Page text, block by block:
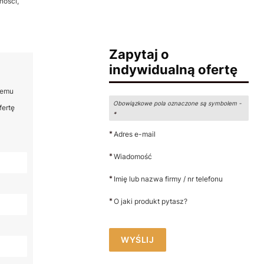
Zapytaj o
indywidualną ofertę
Obowiązkowe pola oznaczone są symbolem -
*
*Adres e-mail
*Wiadomość
* Imię lub nazwa firmy / nr telefonu
*O jaki produkt pytasz?
WYŚLIJ